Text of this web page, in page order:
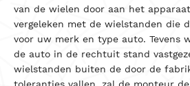
van de wielen door aan het
vergeleken met de wielstanden die
voor uw merk en type auto. Tevens
de auto in de rechtuit stand
wielstanden buiten de door de
toleranties vallen, zal de monteur